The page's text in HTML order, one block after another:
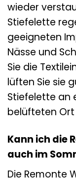
wieder
Stiefelette
geeigneten
Nässe und
Sie die
lüften Sie sie
Stiefelette an
belüfteten Ort
Kann ich die
auch im
Die Remonte